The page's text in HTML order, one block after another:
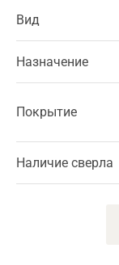
Вид
Назначение
Покрытие
Наличие сверла